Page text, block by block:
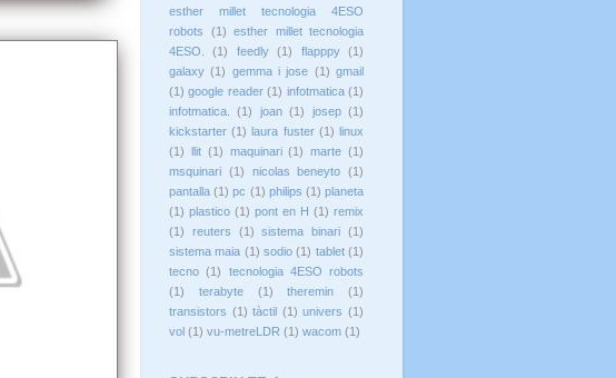
esther millet tecnologia 4ESO
robots
(1) esther millet tecnologia
4ESO.
(1) feedly (1) flapppy
(1)
galaxy (1) gemma i jose (1) gmail
(1) google reader (1) infotmatica (1)
infotmatica.
(1) joan (1) josep (1)
kickstarter (1) laura fuster (1) linux
(1)
llit (1) maquinari (1) marte (1)
msquinari (1) nicolas beneyto (1)
pantalla (1) pc (1) philips (1) planeta
(1) plastico (1) pont en H (1) remix
(1)
reuters (1) sistema binari (1)
sistema maia (1) sodio (1) tablet (1)
tecno (1)
tecnologia 4ESO robots
(1)
terabyte (1) theremin
(1)
transistors (1) tàctil (1) univers (1)
vol (1) vu-metreLDR (1) wacom (1)